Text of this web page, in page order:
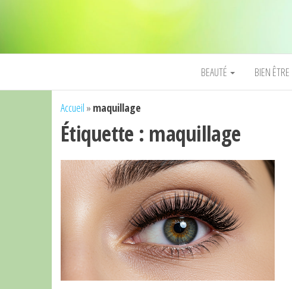
BEAUTÉ BIEN ÊTRE
Accueil » maquillage
Étiquette : maquillage